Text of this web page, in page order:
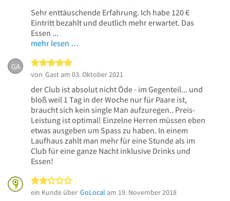
Sehr enttäuschende Erfahrung. Ich habe 120 €
Eintritt bezahlt und deutlich mehr erwartet. Das
Essen ...
mehr lesen …
GA
von Gast am 03. Oktober 2021
der Club ist absolut nicht Öde - im Gegenteil... und
bloß weil 1 Tag in der Woche nur für Paare ist,
braucht sich kein single Man aufzuregen.. Preis-
Leistung ist optimal! Einzelne Herren müssen eben
etwas ausgeben um Spass zu haben. In einem
Laufhaus zahlt man mehr für eine Stunde als im
Club für eine ganze Nacht inklusive Drinks und
Essen!
ein Kunde über GoLocal am 19. November 2018